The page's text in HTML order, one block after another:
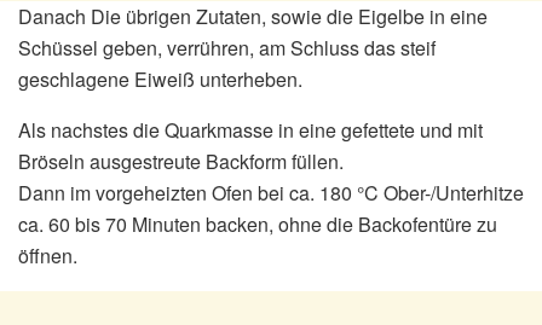
Danach Die übrigen Zutaten, sowie die Eigelbe in eine
Schüssel geben, verrühren, am Schluss das steif
geschlagene Eiweiß unterheben.
Als nachstes die Quarkmasse in eine gefettete und mit
Bröseln ausgestreute Backform füllen.
Dann im vorgeheizten Ofen bei ca. 180 °C Ober-/Unterhitze
ca. 60 bis 70 Minuten backen, ohne die Backofentüre zu
öffnen.